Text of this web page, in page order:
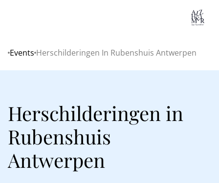
Home
Events Herschilderingen In Rubenshuis Antwerpen
Herschilderingen in
Rubenshuis
Antwerpen